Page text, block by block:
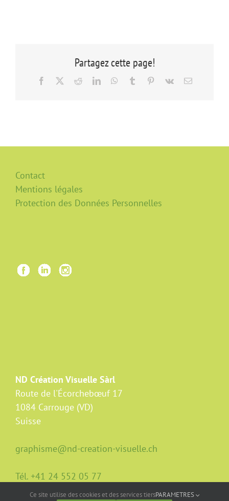
Partagez cette page!
Facebook RedditLinkedInWhatsApp
Tumblr Pinterest
Vk Email
Contact
Mentions légales
Protection des Données Personnelles
ND Création Visuelle Sàrl
Route de l'Écorchebœuf 17
1084 Carrouge (VD)
Suisse
graphisme@nd-creation-visuelle.ch
Tél. +41 24 552 05 77
Ce site utilise des cookies et des services tiersPARAMETRES